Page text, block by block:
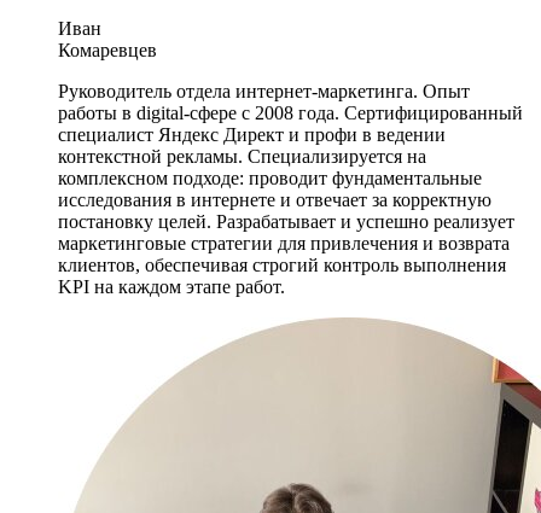
Иван
Комаревцев
Руководитель отдела интернет-маркетинга. Опыт
работы в digital-сфере с 2008 года. Сертифицированный
специалист Яндекс Директ и профи в ведении
контекстной рекламы. Специализируется на
комплексном подходе: проводит фундаментальные
исследования в интернете и отвечает за корректную
постановку целей. Разрабатывает и успешно реализует
маркетинговые стратегии для привлечения и возврата
клиентов, обеспечивая строгий контроль выполнения
KPI на каждом этапе работ.